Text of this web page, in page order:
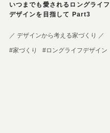
いつまでも愛されるロングライフ
デザインを目指して Part3
／ デザインから考える家づくり ／
#家づくり #ロングライフデザイン